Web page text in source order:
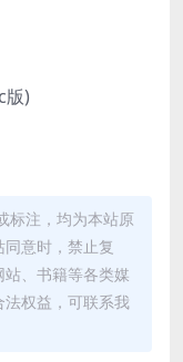
版)
标注，均为本站原
意时，禁止复
、书籍等各类媒
权益，可联系我